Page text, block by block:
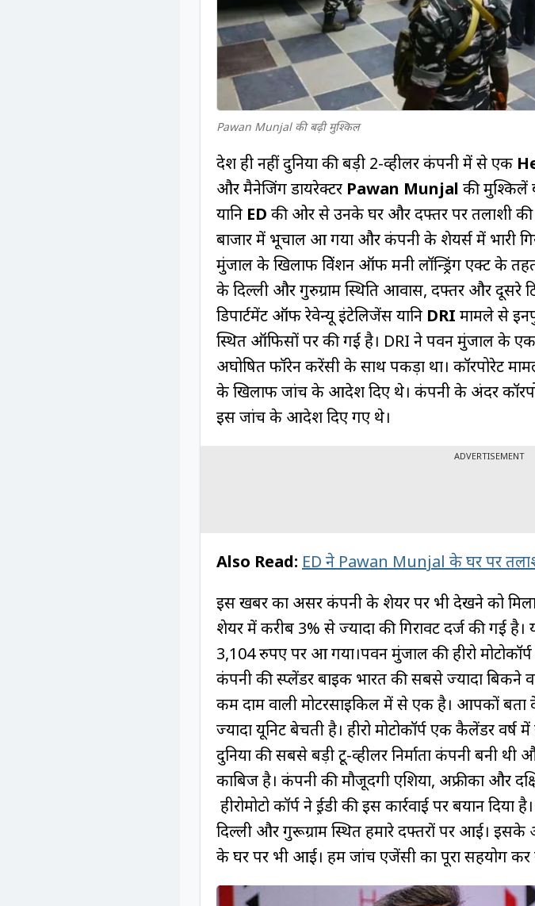
Pawan Munjal की बढ़ी मुश्किल
देश ही नहीं दुनिया की बड़ी 2-व्हीलर कंपनी में से एक
और मैनेजिंग डायरेक्टर Pawan Munjal की मुश्किलें
यानि ED की ओर से उनके घर और दफ्तर पर तलाशी
बाजार में भूचाल आ गया और कंपनी के शेयर्स में भारी
मुंजाल के खिलाफ प्रिवेंशन ऑफ मनी लॉन्ड्रिंग एक्ट के
के दिल्ली और गुरुग्राम स्थिति आवास, दफ्तर और दूसरे
डिपार्टमेंट ऑफ रेवेन्यू इंटेलिजेंस यानि DRI मामले से
स्थित ऑफिसों पर की गई है। DRI ने पवन मुंजाल के एक
अघोषित फॉरेन करेंसी के साथ पकड़ा था। कॉरपोरेट
के खिलाफ जांच के आदेश दिए थे। कंपनी के अंदर
इस जांच के आदेश दिए गए थे।
ADVERTISEMENT
Also Read: ED ने Pawan Munjal के घर पर
इस खबर का असर कंपनी के शेयर पर भी देखने को मिला।
शेयर में करीब 3% से ज्यादा की गिरावट दर्ज की गई
3,104 रुपए पर आ गया।पवन मुंजाल की हीरो
कंपनी की स्प्लेंडर बाइक भारत की सबसे ज्यादा बिकने
कम दाम वाली मोटरसाइकिल में से एक है। आपकों
ज्यादा यूनिट बेचती है। हीरो मोटोकॉर्प एक कैलेंडर
दुनिया की सबसे बड़ी टू-व्हीलर निर्माता कंपनी बनी थी
काबिज है। कंपनी की मौजूदगी एशिया, अफ्रीका और
हीरोमोटो कॉर्प ने ई़डी की इस कार्रवाई पर बयान
दिल्ली और गुरूग्राम स्थित हमारे दफ्तरों पर आई।
के घर पर भी आई। हम जांच एजेंसी का पूरा सहयोग कर